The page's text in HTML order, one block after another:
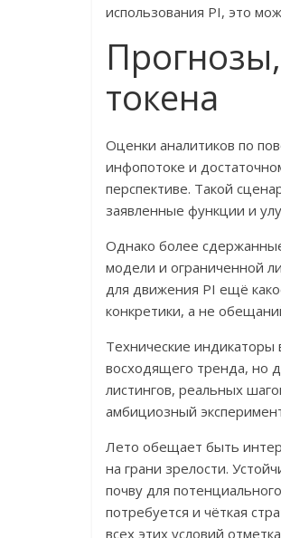
использования PI, это
токена
Оценки аналитиков по
инфопотоке и
перспективе. Такой
заявленные функции и
Однако более
модели и ограниченной
для движения PI ещё
конкретики, а не
Технические
восходящего тренда, но
листингов, реальных
амбициозный
Лето обещает быть
на грани зрелости.
почву для
потребуется и чёткая
всех этих условий